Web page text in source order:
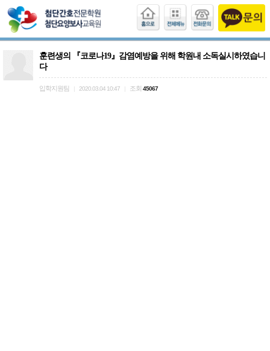
훈련생의 『코로나19』감염예방을 위해 학원내 소독실시하였습니
다
입학지원팀 2020.03.04 10:47 조회 45067